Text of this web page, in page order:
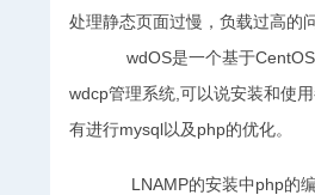
处理静态页面过慢，负载过高的问
wdOS是一个基于CentOS
wdcp管理系统,可以说安装和使
有进行mysql以及php的优化。
LNAMP的安装中php的编